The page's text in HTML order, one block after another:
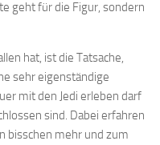
geht für die Figur, sondern
hat, ist die Tatsache,
sehr eigenständige
mit den Jedi erleben darf
sind. Dabei erfahren
bisschen mehr und zum